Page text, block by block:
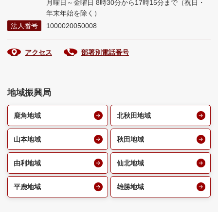
月曜日～金曜日 8時30分から17時15分まで （祝日・
年末年始を除く）
法人番号
1000020050008
アクセス 部署別電話番号
地域振興局
鹿角地域 北秋田地域
山本地域 秋田地域
由利地域 仙北地域
平鹿地域 雄勝地域